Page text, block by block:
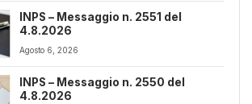
INPS – Messaggio n. 2551 del
4.8.2026
Agosto 6, 2026
INPS – Messaggio n. 2550 del
4.8.2026